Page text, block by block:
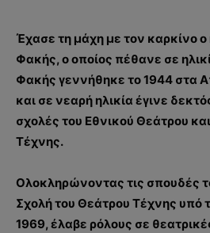
Έχασε τη μάχη με τον καρκίνο ο
Φακής, ο οποίος πέθανε σε
Φακής γεννήθηκε το 1944 στα
και σε νεαρή ηλικία έγινε
σχολές του Εθνικού Θεάτρου
Τέχνης.
Ολοκληρώνοντας τις σπουδές
Σχολή του Θεάτρου Τέχνης υπό
1969, έλαβε ρόλους σε